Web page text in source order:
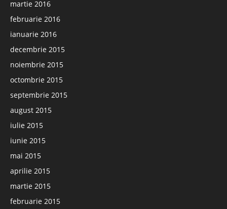
martie 2016
februarie 2016
ianuarie 2016
decembrie 2015
noiembrie 2015
octombrie 2015
septembrie 2015
august 2015
iulie 2015
iunie 2015
mai 2015
aprilie 2015
martie 2015
februarie 2015